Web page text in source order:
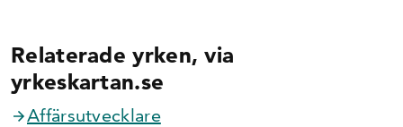
Relaterade yrken, via
yrkeskartan.se
Affärsutvecklare